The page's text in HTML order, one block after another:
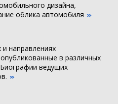
дизайна,
облика автомобиля
направлениях
в различных
ведущих